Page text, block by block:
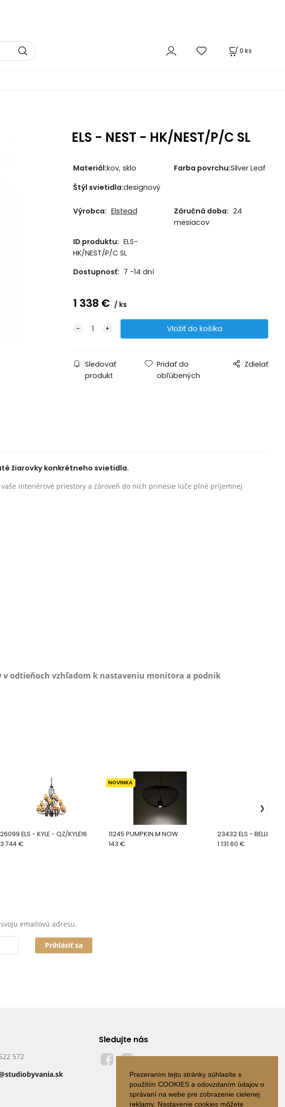
Prezeraním tejto stránky súhlasíte s
použitím COOKIES a odovzdaním údajov o
správaní na webe pre zobrazenie cielenej
reklamy. Nastavenie cookies môžete
0 ks
ELS - NEST - HK/NEST/P/C SL
Materiál:kov, sklo Farba povrchu:Silver Leaf
Štýl svietidla:designový
Výrobca: Elstead Záručná doba: 24
mesiacov
ID produktu: ELS-
HK/NEST/P/C SL
Dostupnosť: 7 -14 dní
1 338 € ks
Sledovať
produkt
Pridať do
obľúbených
Zdielať
žiarovky konkrétneho svietidla.
interiérové priestory a zároveň do nich prinesie lúče plné príjemnej
odtieňoch vzhľadom k nastaveniu monitora a podnik
26099 ELS - KYLE - QZ/KYLE16
3 744 €
11245 PUMPKIN M NOW
NOVINKA
143 €
23432 ELS - BELLINI
1 131.60 €
emailovú adresu.
Prihlásiť sa
572
Sledujte nás